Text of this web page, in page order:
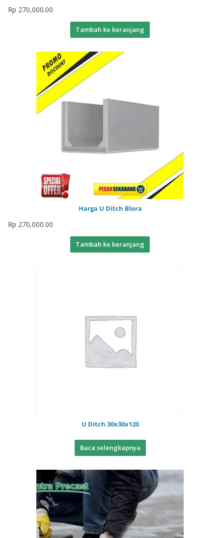
Rp 270,000.00
Tambah ke keranjang
Harga U Ditch Blora
Rp 270,000.00
Tambah ke keranjang
U Ditch 30x30x120
Baca selengkapnya